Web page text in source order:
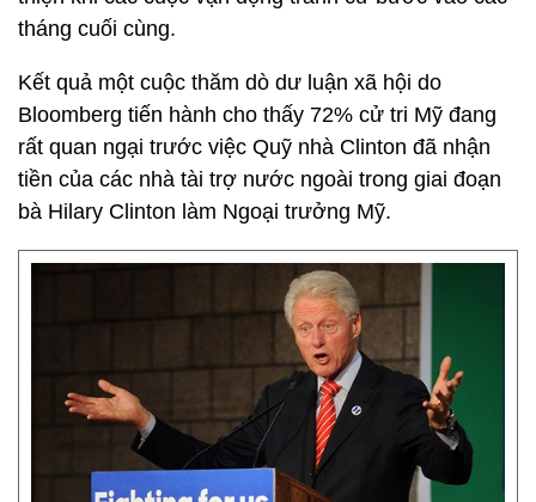
tháng cuối cùng.
Kết quả một cuộc thăm dò dư luận xã hội do
Bloomberg tiến hành cho thấy 72% cử tri Mỹ đang
rất quan ngại trước việc Quỹ nhà Clinton đã nhận
tiền của các nhà tài trợ nước ngoài trong giai đoạn
bà Hilary Clinton làm Ngoại trưởng Mỹ.